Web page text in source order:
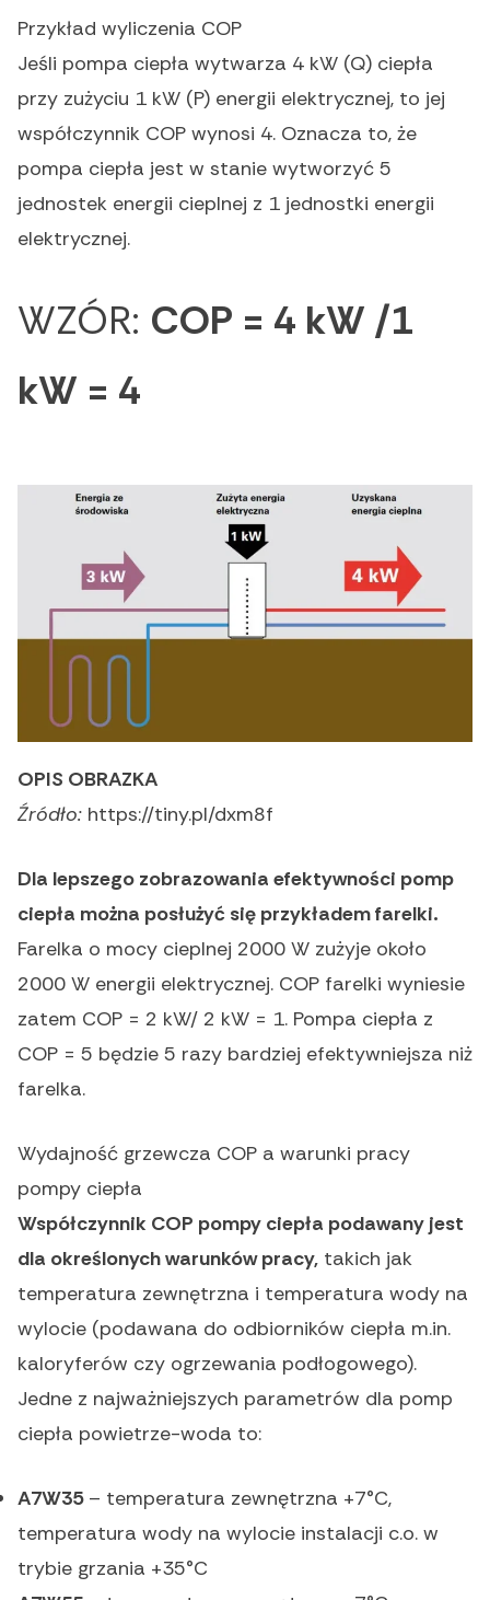
Przykład wyliczenia COP
Jeśli pompa ciepła wytwarza 4 kW (Q) ciepła
przy zużyciu 1 kW (P) energii elektrycznej, to jej
współczynnik COP wynosi 4. Oznacza to, że
pompa ciepła jest w stanie wytworzyć 5
jednostek energii cieplnej z 1 jednostki energii
elektrycznej.
WZÓR: COP = 4 kW /1
kW = 4
OPIS OBRAZKA
Źródło: https://tiny.pl/dxm8f
Dla lepszego zobrazowania efektywności pomp
ciepła można posłużyć się przykładem farelki.
Farelka o mocy cieplnej 2000 W zużyje około
2000 W energii elektrycznej. COP farelki wyniesie
zatem COP = 2 kW/ 2 kW = 1. Pompa ciepła z
COP = 5 będzie 5 razy bardziej efektywniejsza niż
farelka.
Wydajność grzewcza COP a warunki pracy
pompy ciepła
Współczynnik COP pompy ciepła podawany jest
dla określonych warunków pracy, takich jak
temperatura zewnętrzna i temperatura wody na
wylocie (podawana do odbiorników ciepła m.in.
kaloryferów czy ogrzewania podłogowego).
Jedne z najważniejszych parametrów dla pomp
ciepła powietrze-woda to:
A7W35– temperatura zewnętrzna +7°C,
temperatura wody na wylocie instalacji c.o. w
trybie grzania +35°C